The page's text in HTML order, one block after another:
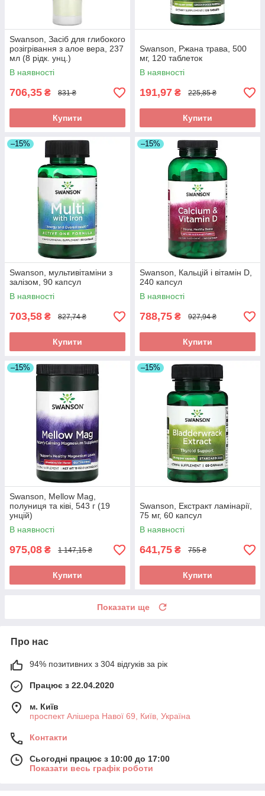
Swanson, Засіб для глибокого
розігрівання з алое вера, 237
мл (8 рідк. унц.)
В наявності
706,35 ₴ 831 ₴
Купити
Swanson, Ржана трава, 500
мг, 120 таблеток
В наявності
191,97 ₴ 225,85 ₴
Купити
–15%
Swanson, мультивітаміни з
залізом, 90 капсул
В наявності
703,58 ₴ 827,74 ₴
Купити
–15%
Swanson, Кальцій і вітамін D,
240 капсул
В наявності
788,75 ₴ 927,94 ₴
Купити
–15%
Swanson, Mellow Mag,
полуниця та ківі, 543 г (19
унцій)
В наявності
975,08 ₴ 1 147,15 ₴
Купити
–15%
Swanson, Екстракт ламінарії,
75 мг, 60 капсул
В наявності
641,75 ₴ 755 ₴
Купити
Показати ще
Про нас
94% позитивних з 304 відгуків за рік
Працює з 22.04.2020
м. Київ
проспект Алішера Навої 69, Київ, Україна
Контакти
Сьогодні працює з 10:00 до 17:00
Показати весь графік роботи